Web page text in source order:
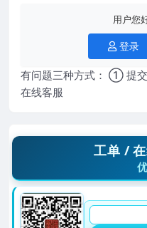
用户您
登录
有问题三种方式： ① 提
在线客服
工单 /